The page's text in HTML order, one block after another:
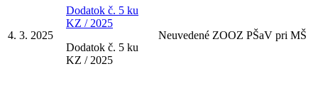
4. 3. 2025
Dodatok č. 5 ku
KZ / 2025
Dodatok č. 5 ku
KZ / 2025
Neuvedené ZOOZ PŠaV pri MŠ